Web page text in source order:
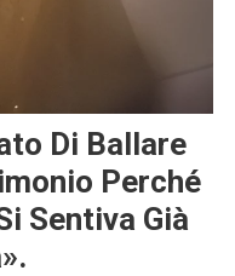
Di Ballare
Perché
Sentiva Già